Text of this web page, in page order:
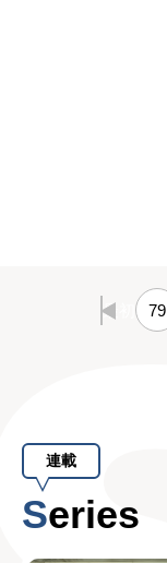
最初 79
連載
Series